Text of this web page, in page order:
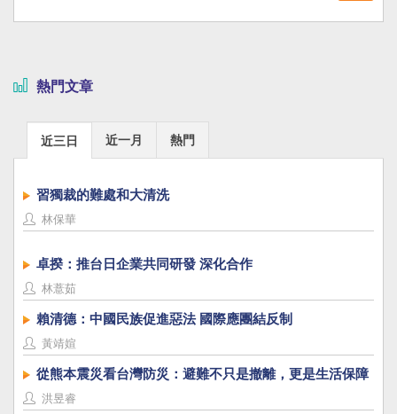
熱門文章
近三日 近一月 熱門
習獨裁的難處和大清洗
林保華
卓揆：推台日企業共同研發 深化合作
林薏茹
賴清德：中國民族促進惡法 國際應團結反制
黃靖媗
從熊本震災看台灣防災：避難不只是撤離，更是生活保障
洪昱睿